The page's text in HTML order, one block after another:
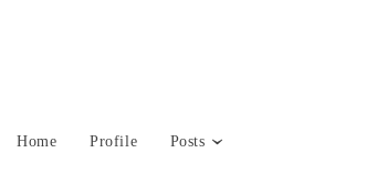
Home Profile Posts